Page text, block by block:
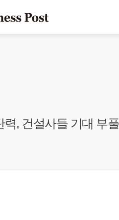
, 건설사들 기대 부